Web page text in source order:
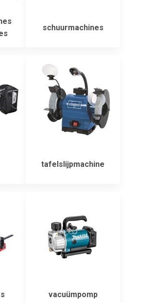
schuurmachines
tafelslijpmachine
vacuümpomp